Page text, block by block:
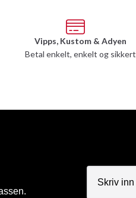
Vipps, Kustom & Adyen
Betal enkelt, enkelt og sikkert